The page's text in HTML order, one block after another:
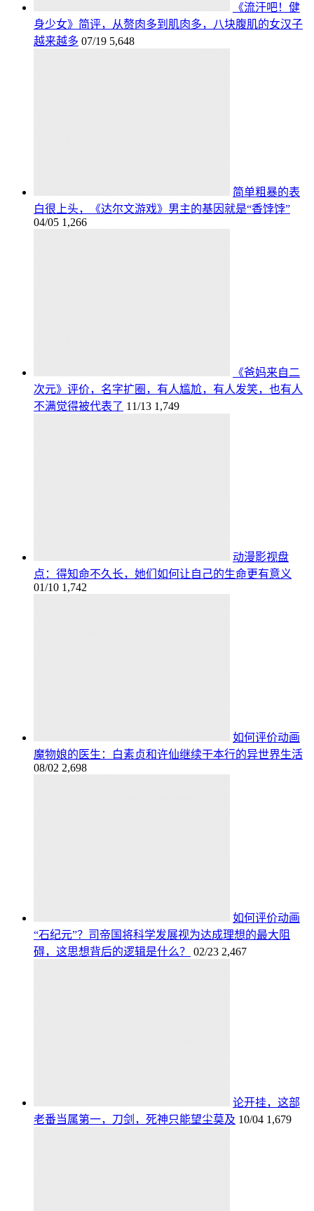
《流汗吧！健
身少女》简评，从赘肉多到肌肉多，八块腹肌的女汉子
越来越多 07/19 5,648
简单粗暴的表
白很上头，《达尔文游戏》男主的基因就是“香饽饽”
04/05 1,266
《爸妈来自二
次元》评价，名字扩圈，有人尴尬，有人发笑，也有人
不满觉得被代表了 11/13 1,749
动漫影视盘
点：得知命不久长，她们如何让自己的生命更有意义
01/10 1,742
如何评价动画
魔物娘的医生：白素贞和许仙继续干本行的异世界生活
08/02 2,698
如何评价动画
“石纪元”？司帝国将科学发展视为达成理想的最大阻
碍，这思想背后的逻辑是什么？
02/23 2,467
论开挂，这部
老番当属第一，刀剑，死神只能望尘莫及 10/04 1,679